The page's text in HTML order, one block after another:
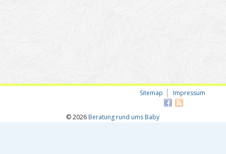
Sitemap Impressum
© 2026 Beratung rund ums Baby